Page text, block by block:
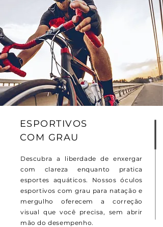
ESPORTIVOS
COM GRAU
Descubra a liberdade de enxergar
com clareza enquanto pratica
esportes aquáticos. Nossos óculos
esportivos com grau para natação e
mergulho oferecem a correção
visual que você precisa, sem abrir
mão do desempenho.